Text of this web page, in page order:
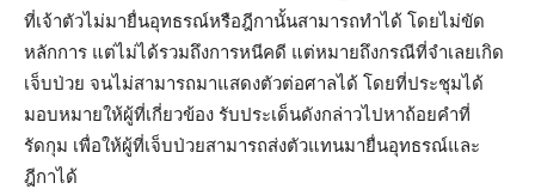
ที่เจ้าตัวไม่มายื่นอุทธรณ์หรือฎีกานั้นสามารถทำได้ โดยไม่ขัด
หลักการ แต่ไม่ได้รวมถึงการหนีคดี แต่หมายถึงกรณีที่จำเลยเกิด
เจ็บป่วย จนไม่สามารถมาแสดงตัวต่อศาลได้ โดยที่ประชุมได้
มอบหมายให้ผู้ที่เกี่ยวข้อง รับประเด็นดังกล่าวไปหาถ้อยคำที่
รัดกุม เพื่อให้ผู้ที่เจ็บป่วยสามารถส่งตัวแทนมายื่นอุทธรณ์และ
ฎีกาได้